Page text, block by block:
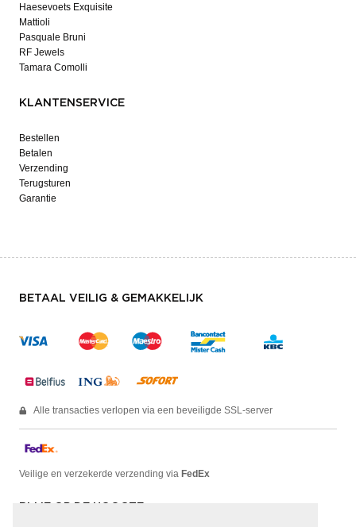
Haesevoets Exquisite
Mattioli
Pasquale Bruni
RF Jewels
Tamara Comolli
KLANTENSERVICE
Bestellen
Betalen
Verzending
Terugsturen
Garantie
BETAAL VEILIG & GEMAKKELIJK
Alle transacties verlopen via een beveiligde SSL-server
Veilige en verzekerde verzending via FedEx
BLIJF OP DE HOOGTE